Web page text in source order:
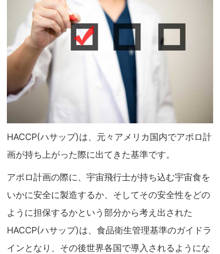
HACCP(ハサップ)は、元々アメリカ国内でアポロ計
画が持ち上がった際に出てきた基準です。
アポロ計画の際に、宇宙飛行士が持ち込む宇宙食を
いかに安全に製造するか、そしてその安全性をどの
ように担保するかという部分から考え出された
HACCP(ハサップ)は、食品衛生管理基準のガイドラ
インとなり、その後世界各国で導入されるようにな